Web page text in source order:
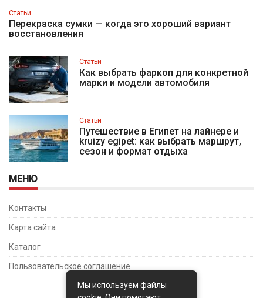
Статьи
Перекраска сумки — когда это хороший вариант
восстановления
Статьи
Как выбрать фаркоп для конкретной
марки и модели автомобиля
Статьи
Путешествие в Египет на лайнере и
kruizy egipet: как выбрать маршрут,
сезон и формат отдыха
МЕНЮ
Контакты
Карта сайта
Каталог
Пользовательское соглашение
Мы используем файлы